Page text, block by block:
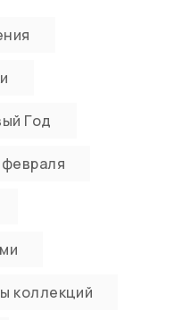
Год
февраля
коллекций